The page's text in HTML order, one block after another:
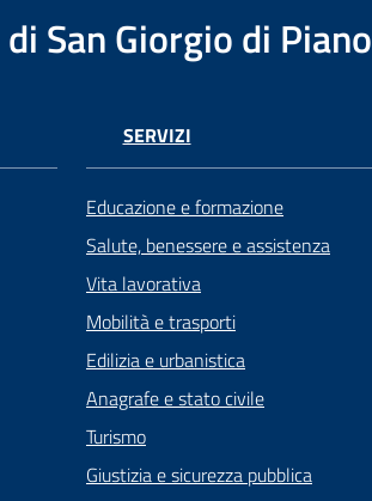
San Giorgio di Piano
SERVIZI
Educazione e formazione
Salute, benessere e assistenza
Vita lavorativa
Mobilità e trasporti
Edilizia e urbanistica
Anagrafe e stato civile
Turismo
Giustizia e sicurezza pubblica